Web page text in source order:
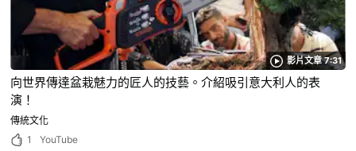
影片文章 7:31
向世界傳達盆栽魅力的匠人的技藝。介紹吸引意大利人的表
演！
傳統文化
1
YouTube